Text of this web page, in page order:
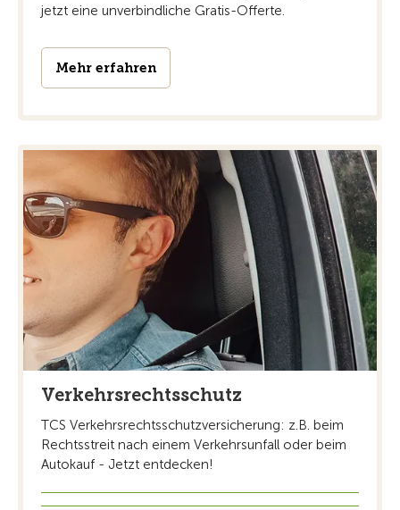
jetzt eine unverbindliche Gratis-Offerte.
Mehr erfahren
Verkehrsrechtsschutz
TCS Verkehrsrechtsschutzversicherung: z.B. beim
Rechtsstreit nach einem Verkehrsunfall oder beim
Autokauf - Jetzt entdecken!